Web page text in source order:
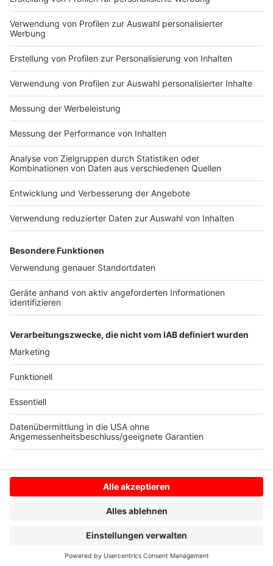
Schülerzeitung
Platz: „Heinrich“ – Heinrich-Heine-Gymnasium,
Bottrop
Platz: „@Marie“ – Gymnasium Mariengarden,
Platz: „Kant read this“ – Immanuel-Kant-
Gymnasium, Bad Oeynhausen
Sonderpreis zum Thema „Krieg und Frieden“
„Virus“ – Anne-Frank-Gesamtschule, Gütersloh
Anzeige
Die Kulturstiftung der Provinzial und die Jury
DieProvinzial Kulturstiftungwurde 1997 gegründet
und fördert seitdem besonders die kulturelle Bildung
junger Menschen. Seit 1998 wird jährlich ein
Anzeige